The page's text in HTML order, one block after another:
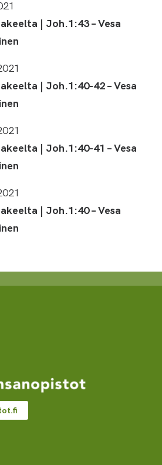
| Joh.1:43 – Vesa
| Joh.1:40-42 – Vesa
| Joh.1:40-41 – Vesa
| Joh.1:40 – Vesa